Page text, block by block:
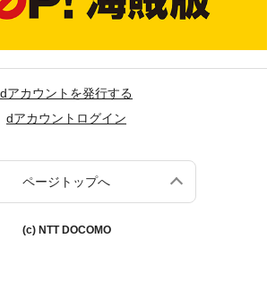
dアカウントを発行する
dアカウントログイン
ページトップへ
(c) NTT DOCOMO